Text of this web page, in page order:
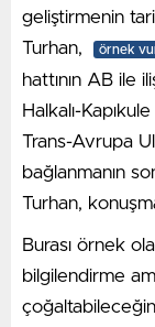
geliştirmenin
Turhan,
örnek
hattının AB ile
Halkalı-
Trans-Avrupa
bağlanmanın
Turhan,
Burası örnek
bilgilendirme